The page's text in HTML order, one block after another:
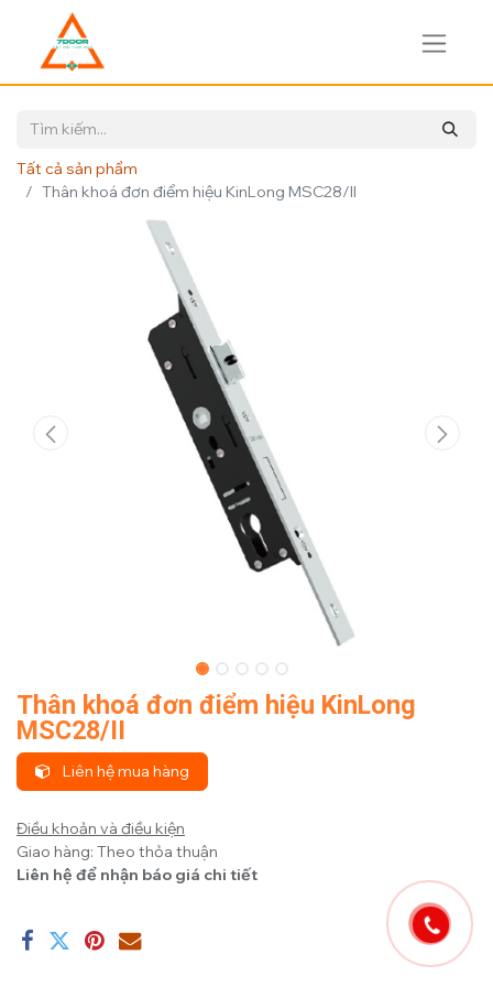
Tất cả sản phẩm
Thân khoá đơn điểm hiệu KinLong MSC28/II
Thân khoá đơn điểm hiệu KinLong
MSC28/II
Liên hệ mua hàng
Điều khoản và điều kiện
Giao hàng: Theo thỏa thuận
Liên hệ để nhận báo giá chi tiết